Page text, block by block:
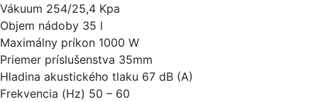
Vákuum 254/25,4 Kpa
Objem nádoby 35 l
Maximálny príkon 1000 W
Priemer príslušenstva 35mm
Hladina akustického tlaku 67 dB (A)
Frekvencia (Hz) 50 – 60